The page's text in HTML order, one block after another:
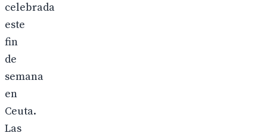
celebrada
este
fin
de
semana
en
Ceuta.
Las